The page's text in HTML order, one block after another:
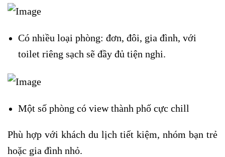
Có nhiều loại phòng: đơn, đôi, gia đình, với
toilet riêng sạch sẽ đầy đủ tiện nghi.
Một số phòng có view thành phố cực chill
Phù hợp với khách du lịch tiết kiệm, nhóm bạn trẻ
hoặc gia đình nhỏ.